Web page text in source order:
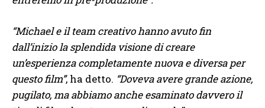
“Michael e il team creativo hanno avuto fin
dall’inizio la splendida visione di creare
un’esperienza completamente nuova e diversa per
questo film”, ha detto. “Doveva avere grande azione,
pugilato, ma abbiamo anche esaminato davvero il